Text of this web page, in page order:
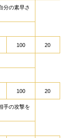
分の素早さ
100 20
100 20
手の攻撃を